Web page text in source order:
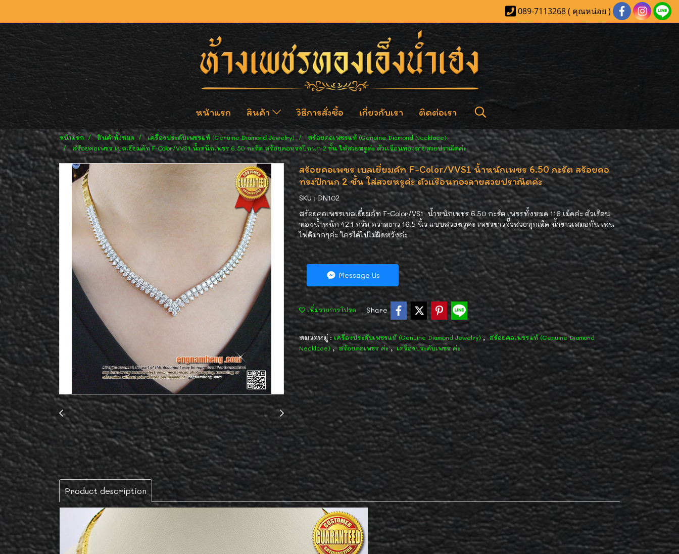
089-7113268 ( คุณหน่อย )
หน้าแรก สินค้า วิธีการสั่งซื้อ เกี่ยวกับเรา ติดต่อเรา
หน้าแรก สินค้าทั้งหมด เครื่องประดับเพชรแท้ (Genuine Diamond Jewelry)
สร้อยคอเพชรแท้ (Genuine Diamond Necklace)
สร้อยคอเพชร เบลเยี่ยมคัท F-Color/VVS1 น้ำหนักเพชร 6.50 กะรัต สร้อยคอทรงปีกนก 2 ชั้น ใส่สวยหรูค่ะ ตัวเเรือนทองลายสวยปราณีตค่ะ
สร้อยคอเพชร เบลเยี่ยมคัท F-Color/VVS1 น้ำหนักเพชร 6.50 กะรัต สร้อยคอ
ทรงปีกนก 2 ชั้น ใส่สวยหรูค่ะ ตัวเเรือนทองลายสวยปราณีตค่ะ
SKU : DN102
สร้อยคอเพชรเบลเยี่ยมคัท F-Color/VS1 น้ำหนักเพชร 6.50 กะรัต เพชรทั้งหมด 116 เม็ดค่ะ ตัวเรือน
ทองน้ำหนัก 42.1 กรัม ความยาว 16.5 นิ้ว แบบสวยหรูค่ะ เพชรขาวจั๊วสวยทุกเม็ด น้ำขาวเสมอกัน เล่น
ไฟดีมากๆค่ะ ใครได้ไปไม่ผิดหวังค่ะ
Message Us
เพิ่มรายการโปรด Share
หมวดหมู่ :เครื่องประดับเพชรแท้ (Genuine Diamond Jewelry) , สร้อยคอเพชรแท้ (Genuine Diamond
Necklace) , สร้อยคอเพชร ค่ะ, เครื่องประดับเพชร ค่ะ
Product description